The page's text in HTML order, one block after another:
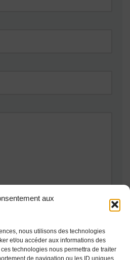
aux
nous utilisons des technologies
et/ou accéder aux informations des
technologies nous permettra de traiter
de navigation ou les ID uniques